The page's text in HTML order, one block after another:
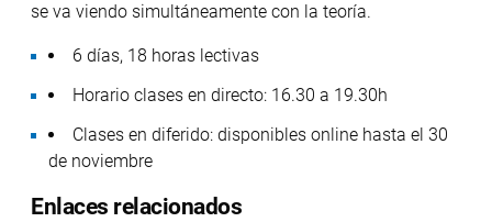
se va viendo simultáneamente con la teoría.
6 días, 18 horas lectivas
Horario clases en directo: 16.30 a 19.30h
Clases en diferido: disponibles online hasta el 30
de noviembre
Enlaces relacionados